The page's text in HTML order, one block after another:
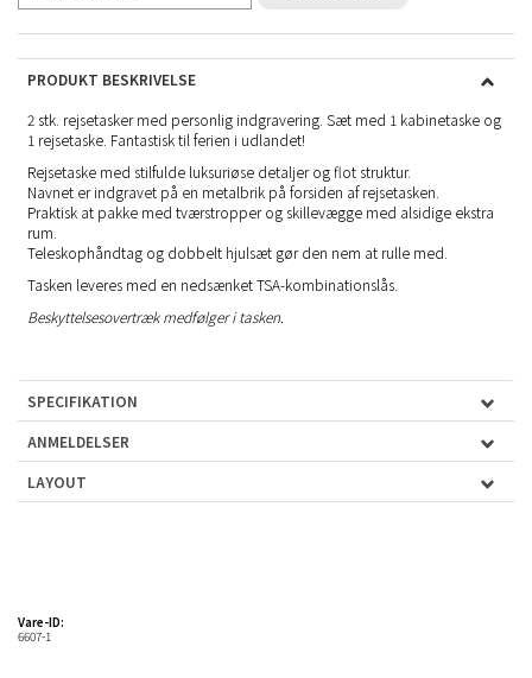
PRODUKT BESKRIVELSE
2 stk. rejsetasker med personlig indgravering. Sæt med 1 kabinetaske og
1 rejsetaske. Fantastisk til ferien i udlandet!
Rejsetaske med stilfulde luksuriøse detaljer og flot struktur.
Navnet er indgravet på en metalbrik på forsiden af rejsetasken.
Praktisk at pakke med tværstropper og skillevægge med alsidige ekstra
rum.
Teleskophåndtag og dobbelt hjulsæt gør den nem at rulle med.
Tasken leveres med en nedsænket TSA-kombinationslås.
Beskyttelsesovertræk medfølger i tasken.
SPECIFIKATION
ANMELDELSER
LAYOUT
Vare-ID:
6607-1